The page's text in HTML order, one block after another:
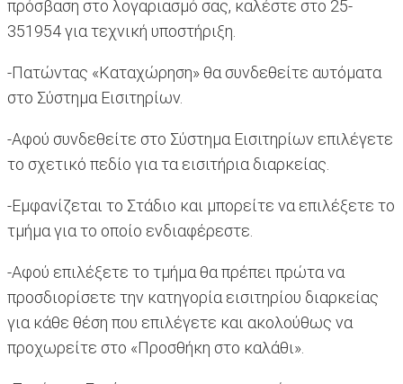
πρόσβαση στο λογαριασμό σας, καλέστε στο 25-
351954 για τεχνική υποστήριξη.
-Πατώντας «Καταχώρηση» θα συνδεθείτε αυτόματα
στο Σύστημα Εισιτηρίων.
-Αφού συνδεθείτε στο Σύστημα Εισιτηρίων επιλέγετε
το σχετικό πεδίο για τα εισιτήρια διαρκείας.
-Εμφανίζεται το Στάδιο και μπορείτε να επιλέξετε το
τμήμα για το οποίο ενδιαφέρεστε.
-Αφού επιλέξετε το τμήμα θα πρέπει πρώτα να
προσδιορίσετε την κατηγορία εισιτηρίου διαρκείας
για κάθε θέση που επιλέγετε και ακολούθως να
προχωρείτε στο «Προσθήκη στο καλάθι».